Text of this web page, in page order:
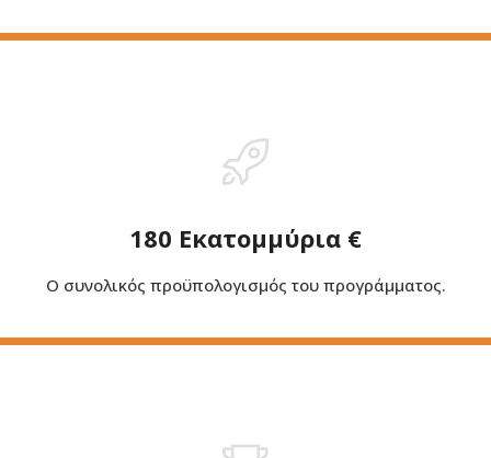
180 Εκατομμύρια €
Ο συνολικός προϋπολογισμός του προγράμματος.